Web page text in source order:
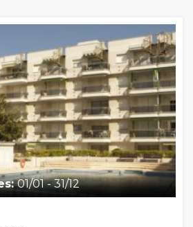
01/01 - 31/12